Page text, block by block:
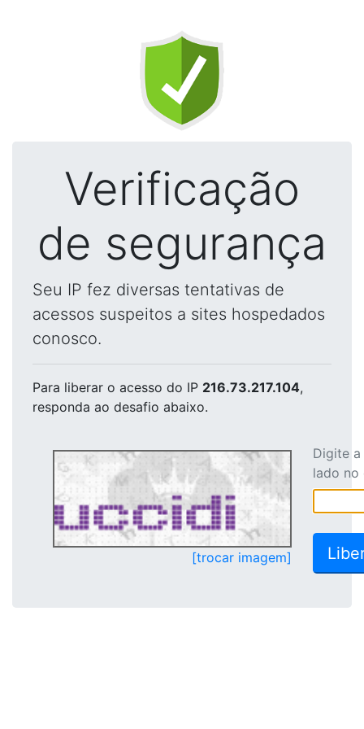
Verificação
de segurança
Seu IP fez diversas tentativas de
acessos suspeitos a sites hospedados
conosco.
Para liberar o acesso do IP 216.73.217.104,
responda ao desafio abaixo.
[trocar imagem]
Digite
lado no